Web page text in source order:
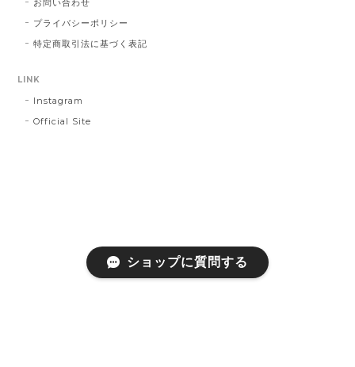
プライバシーポリシー
特定商取引法に基づく表記
LINK
Instagram
Official Site
ショップに質問する